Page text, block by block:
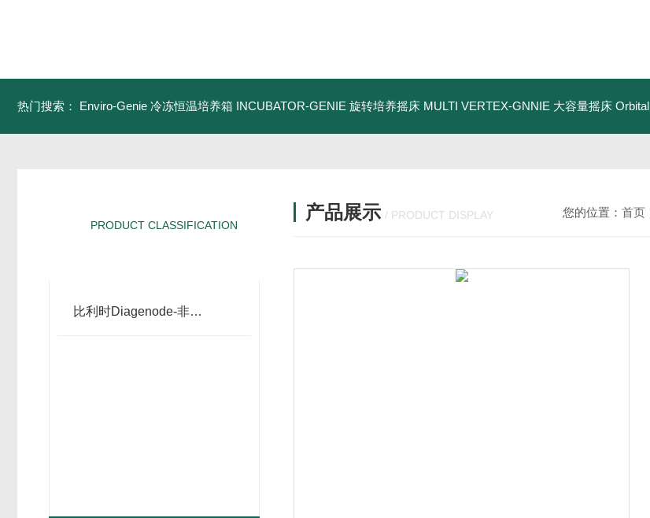
热门搜索： Enviro-Genie 冷冻恒温培养箱 INCUBATOR-GENIE 旋转培养摇床 MULTI VERTEX-GNNIE 大容量摇床 Orbital-Genie Shaker 轨道摇床
PRODUCT CLASSIFICATION
比利时Diagenode-非接触超声波破碎
产品展示 / PRODUCT DISPLAY 您的位置：首页